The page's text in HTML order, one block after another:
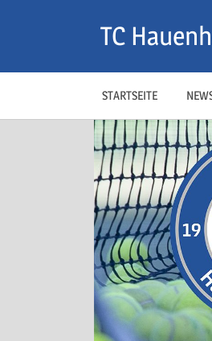
TC
STARTSEITE